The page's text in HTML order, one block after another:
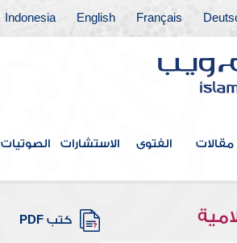
Français
English
Indonesia
مقالات الفتوى الاستشارات الصوتيات
كتب PDF